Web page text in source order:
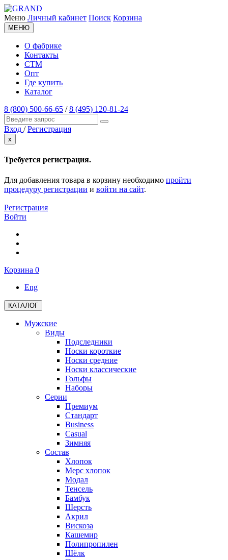
Меню Личный кабинет Поиск Корзина
МЕНЮ
О фабрике
Контакты
СТМ
Опт
Где купить
Каталог
8 (800) 500-66-65 /8 (495) 120-81-24
Вход / Регистрация
x
Требуется регистрация.
Для добавления товара в корзину необходимо пройти
процедуру регистрации и войти на сайт.
Регистрация
Войти
Корзина 0
Eng
КАТАЛОГ
Мужские
Виды
Подследники
Носки короткие
Носки средние
Носки классические
Гольфы
Наборы
Серии
Премиум
Стандарт
Business
Casual
Зимняя
Состав
Хлопок
Мерс хлопок
Модал
Тенсель
Бамбук
Шерсть
Акрил
Вискоза
Кашемир
Полипропилен
Шёлк